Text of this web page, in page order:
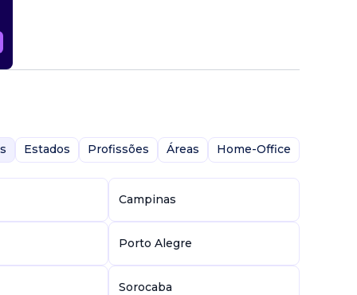
Estados Profissões Áreas Home-Office
Campinas
Porto Alegre
Sorocaba